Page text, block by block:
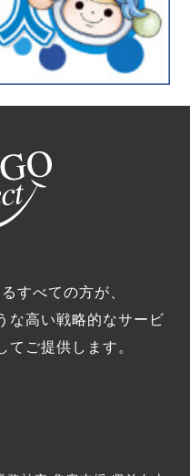
すべての方が、
な高い戦略的なサービ
てご提供します。